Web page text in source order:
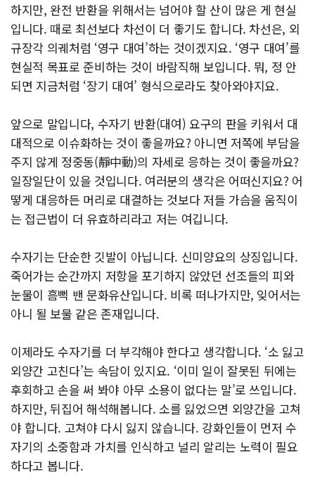
하지만, 완전 반환을 위해서는 넘어야 할 산이 많은 게 현실
입니다. 때로 최선보다 차선이 더 좋기도 합니다. 차선은, 외
규장각 의궤처럼 ‘영구 대여’하는 것이겠지요. ‘영구 대여’를
현실적 목표로 준비하는 것이 바람직해 보입니다. 뭐, 정 안
되면 지금처럼 ‘장기 대여’ 형식으로라도 찾아와야지요.
앞으로 말입니다, 수자기 반환(대여) 요구의 판을 키워서 대
대적으로 이슈화하는 것이 좋을까요? 아니면 저쪽에 부담을
주지 않게 정중동(靜中動)의 자세로 응하는 것이 좋을까요?
일장일단이 있을 것입니다. 여러분의 생각은 어떠신지요? 어
떻게 대응하든 머리로 대결하는 것보다 저들 가슴을 움직이
는 접근법이 더 유효하리라고 저는 여깁니다.
수자기는 단순한 깃발이 아닙니다. 신미양요의 상징입니다.
죽어가는 순간까지 저항을 포기하지 않았던 선조들의 피와
눈물이 흠뻑 밴 문화유산입니다. 비록 떠나가지만, 잊어서는
아니 될 보물 같은 존재입니다.
이제라도 수자기를 더 부각해야 한다고 생각합니다. ‘소 잃고
외양간 고친다’는 속담이 있지요. ‘이미 일이 잘못된 뒤에는
후회하고 손을 써 봐야 아무 소용이 없다는 말’로 쓰입니다.
하지만, 뒤집어 해석해봅니다. 소를 잃었으면 외양간을 고쳐
야 합니다. 고쳐야 다시 잃지 않습니다. 강화인들이 먼저 수
자기의 소중함과 가치를 인식하고 널리 알리는 노력이 필요
하다고 봅니다.